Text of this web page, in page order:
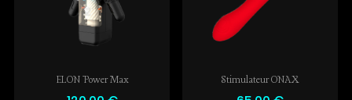
ELON Power Max Stimulateur ONAX